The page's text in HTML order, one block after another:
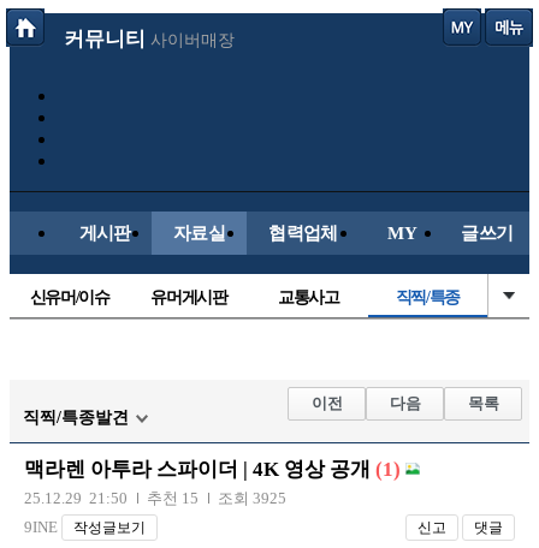
커뮤니티 사이버매장
게시판 자료실 협력업체 MY 글쓰기
신유머/이슈 유머게시판 교통사고 직찍/특종
자유사진 군사/무기
트럭/버스 항공/해운/철도
장착시공사진
직찍/특종발견
이전 다음 목록
맥라렌 아투라 스파이더 | 4K 영상 공개 (1)
25.12.29 21:50 추천 15
조회 3925
9INE
작성글보기 신고 댓글